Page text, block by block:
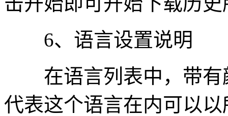
6、语言设置说明
在语言列表中，带有
代表这个语言在内可以